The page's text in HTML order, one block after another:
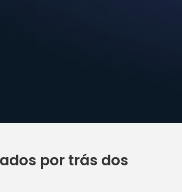
por trás dos